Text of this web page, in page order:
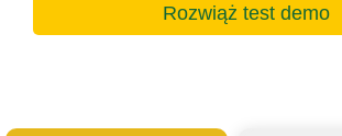
Rozwiąż test demo